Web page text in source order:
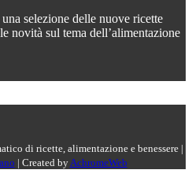
selezione delle nuove ricette
novità sul tema dell’alimentazione
di ricette, alimentazione e benessere |
| Created byAchromeWeb